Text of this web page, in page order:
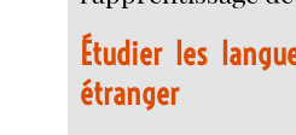
Étudier les
étranger